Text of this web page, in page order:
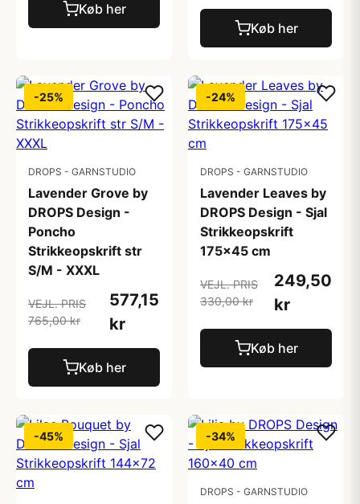
Køb her
Køb her
-25%
DROPS - GARNSTUDIO
Lavender Grove by
DROPS Design -
Poncho
Strikkeopskrift str
S/M - XXXL
VEJL. PRIS
765,00 kr
577,15
kr
Køb her
-24%
DROPS - GARNSTUDIO
Lavender Leaves by
DROPS Design - Sjal
Strikkeopskrift
175x45 cm
VEJL. PRIS
330,00 kr
249,50
kr
Køb her
-45% -34%
DROPS - GARNSTUDIO